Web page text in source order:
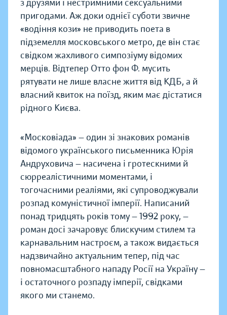
з друзями і нестримними сексуальними
пригодами. Аж доки однієї суботи звичне
«водіння кози» не приводить поета в
підземелля московського метро, де він стає
свідком жахливого симпозіуму відомих
мерців. Відтепер Отто фон Ф. мусить
рятувати не лише власне життя від КДБ, а й
власний квиток на поїзд, яким має дістатися
рідного Києва.
«Московіада» — один зі знакових романів
відомого українського письменника Юрія
Андруховича — насичена і гротескними й
сюрреалістичними моментами, і
тогочасними реаліями, які супроводжували
розпад комуністичної імперії. Написаний
понад тридцять років тому — 1992 року, —
роман досі зачаровує блискучим стилем та
карнавальним настроєм, а також видається
надзвичайно актуальним тепер, під час
повномасштабного нападу Росії на Україну —
і остаточного розпаду імперії, свідками
якого ми станемо.